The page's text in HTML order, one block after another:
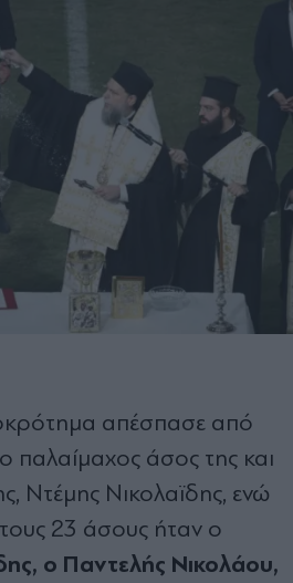
απέσπασε από
παλαίμαχος άσος της και
Ντέμης Νικολαϊδης, ενώ
23 άσους ήταν ο
ο Παντελής Νικολάου,